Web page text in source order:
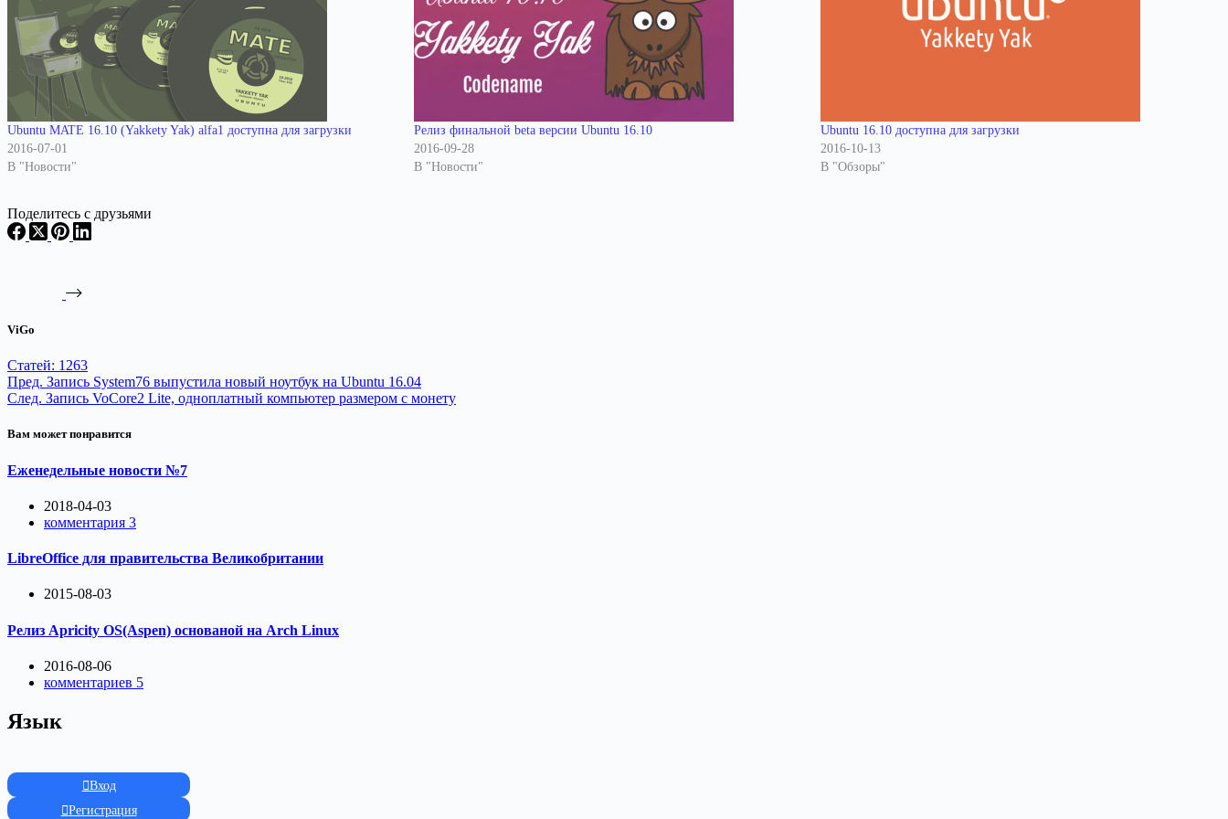
Ubuntu MATE 16.10 (Yakkety Yak) alfa1 доступна для загрузки
2016-07-01
В "Новости"
Релиз финальной beta версии Ubuntu 16.10
2016-09-28
В "Новости"
Ubuntu 16.10 доступна для загрузки
2016-10-13
В "Обзоры"
Поделитесь с друзьями
ViGo
Статей: 1263
Пред. Запись System76 выпустила новый ноутбук на Ubuntu 16.04
След. Запись VoCore2 Lite, одноплатный компьютер размером с монету
Вам может понравится
Еженедельные новости №7
2018-04-03
комментария 3
LibreOffice для правительства Великобритании
2015-08-03
Релиз Apricity OS(Aspen) основаной на Arch Linux
2016-08-06
комментариев 5
Язык
Вход
Регистрация